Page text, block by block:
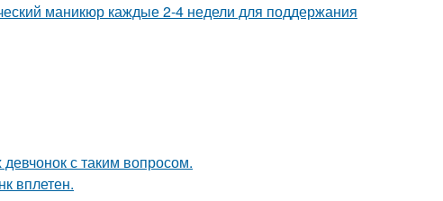
маникюр каждые 2-4 недели для поддержания
с таким вопросом.
вплетен.